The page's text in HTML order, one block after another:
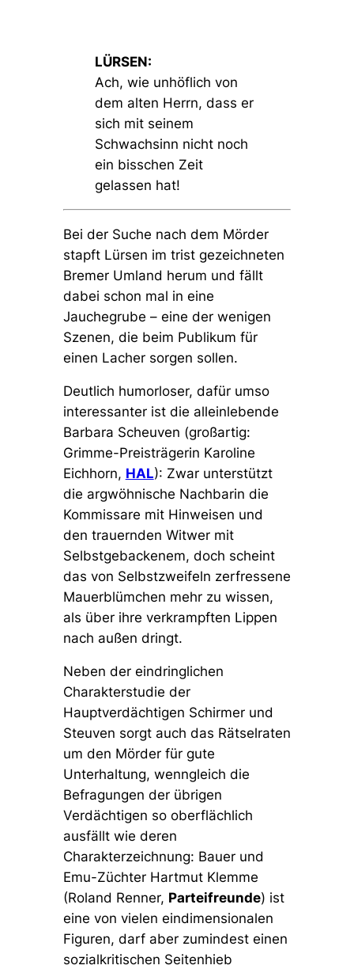
LÜRSEN:
Ach, wie unhöflich von
dem alten Herrn, dass er
sich mit seinem
Schwachsinn nicht noch
ein bisschen Zeit
gelassen hat!
Bei der Suche nach dem Mörder
stapft Lürsen im trist gezeichneten
Bremer Umland herum und fällt
dabei schon mal in eine
Jauchegrube – eine der wenigen
Szenen, die beim Publikum für
einen Lacher sorgen sollen.
Deutlich humorloser, dafür umso
interessanter ist die alleinlebende
Barbara Scheuven (großartig:
Grimme-Preisträgerin Karoline
Eichhorn, HAL): Zwar unterstützt
die argwöhnische Nachbarin die
Kommissare mit Hinweisen und
den trauernden Witwer mit
Selbstgebackenem, doch scheint
das von Selbstzweifeln zerfressene
Mauerblümchen mehr zu wissen,
als über ihre verkrampften Lippen
nach außen dringt.
Neben der eindringlichen
Charakterstudie der
Hauptverdächtigen Schirmer und
Steuven sorgt auch das Rätselraten
um den Mörder für gute
Unterhaltung, wenngleich die
Befragungen der übrigen
Verdächtigen so oberflächlich
ausfällt wie deren
Charakterzeichnung: Bauer und
Emu-Züchter Hartmut Klemme
(Roland Renner, Parteifreunde) ist
eine von vielen eindimensionalen
Figuren, darf aber zumindest einen
sozialkritischen Seitenhieb